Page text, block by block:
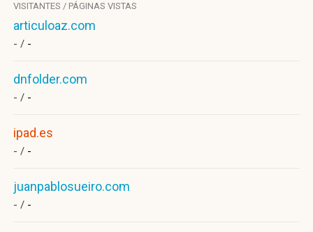
VISITANTES / PÁGINAS VISTAS
articuloaz.com
- / -
dnfolder.com
- / -
ipad.es
- / -
juanpablosueiro.com
- / -